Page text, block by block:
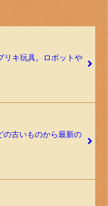
リキ玩具。ロボットや
の古いものから最新の